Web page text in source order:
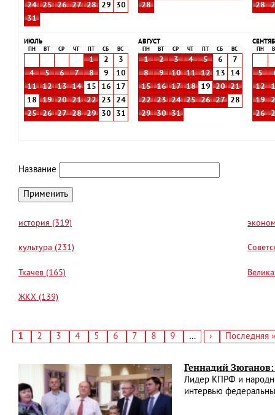
24
25 26 27 28 29
30
31
28
28
ИЮЛЬ
ПН ВТ СР ЧТ СБ ВС
1 2
3
4
5 6 7 8 9
10
11
12 13 14 15 16
17
18
19 20 21 22 23
24
25
26 27 28 29 30 31
АВГУСТ
ПН ВТ СР ЧТ СБ ВС
1 2 3 4 5 6
7
8
9 10 11 12 13
14
15
16 17 18 19 20
21
22
23 24 25 26 27
28
29
30 31
ПН
5
12
19
26
Название
история (319)
культура (231)
Ткачев (165)
ЖКХ (139)
Текущая
1 Страница
2 Страница
3 Страница
4 Страница
5 Страница
6 Страница
7 Страница
8 Страница
9 …
Следующая
›
Последняя
Последняя »
Геннадий
Лидер КПРФ и
интервью